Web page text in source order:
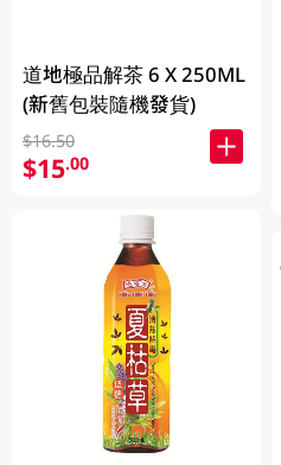
道地極品解茶 6 X 250ML
(新舊包裝隨機發貨)
$16.50
$15.00